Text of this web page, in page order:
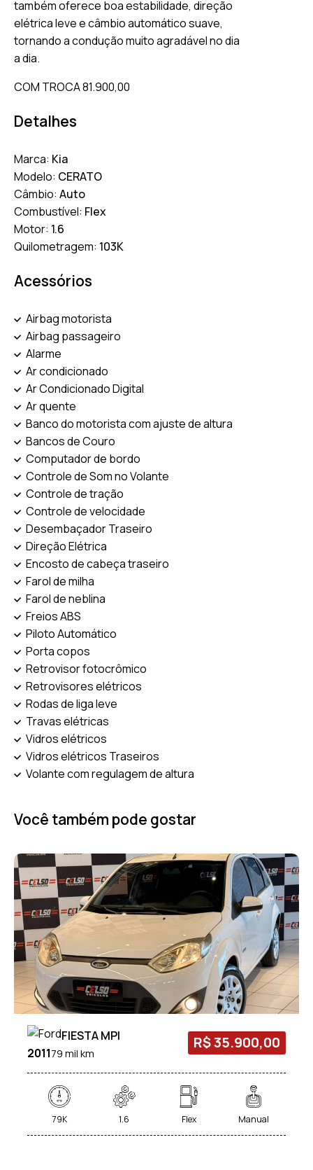
também oferece boa estabilidade, direção
elétrica leve e câmbio automático suave,
tornando a condução muito agradável no dia
a dia.
COM TROCA 81.900,00
Detalhes
Marca: Kia
Modelo: CERATO
Câmbio: Auto
Combustível: Flex
Motor: 1.6
Quilometragem: 103K
Acessórios
Airbag motorista
Airbag passageiro
Alarme
Ar condicionado
Ar Condicionado Digital
Ar quente
Banco do motorista com ajuste de altura
Bancos de Couro
Computador de bordo
Controle de Som no Volante
Controle de tração
Controle de velocidade
Desembaçador Traseiro
Direção Elétrica
Encosto de cabeça traseiro
Farol de milha
Farol de neblina
Freios ABS
Piloto Automático
Porta copos
Retrovisor fotocrômico
Retrovisores elétricos
Rodas de liga leve
Travas elétricas
Vidros elétricos
Vidros elétricos Traseiros
Volante com regulagem de altura
Você também pode gostar
R$ 35.900,00
FIESTA MPI
201179 mil km
79K 1.6 Flex Manual